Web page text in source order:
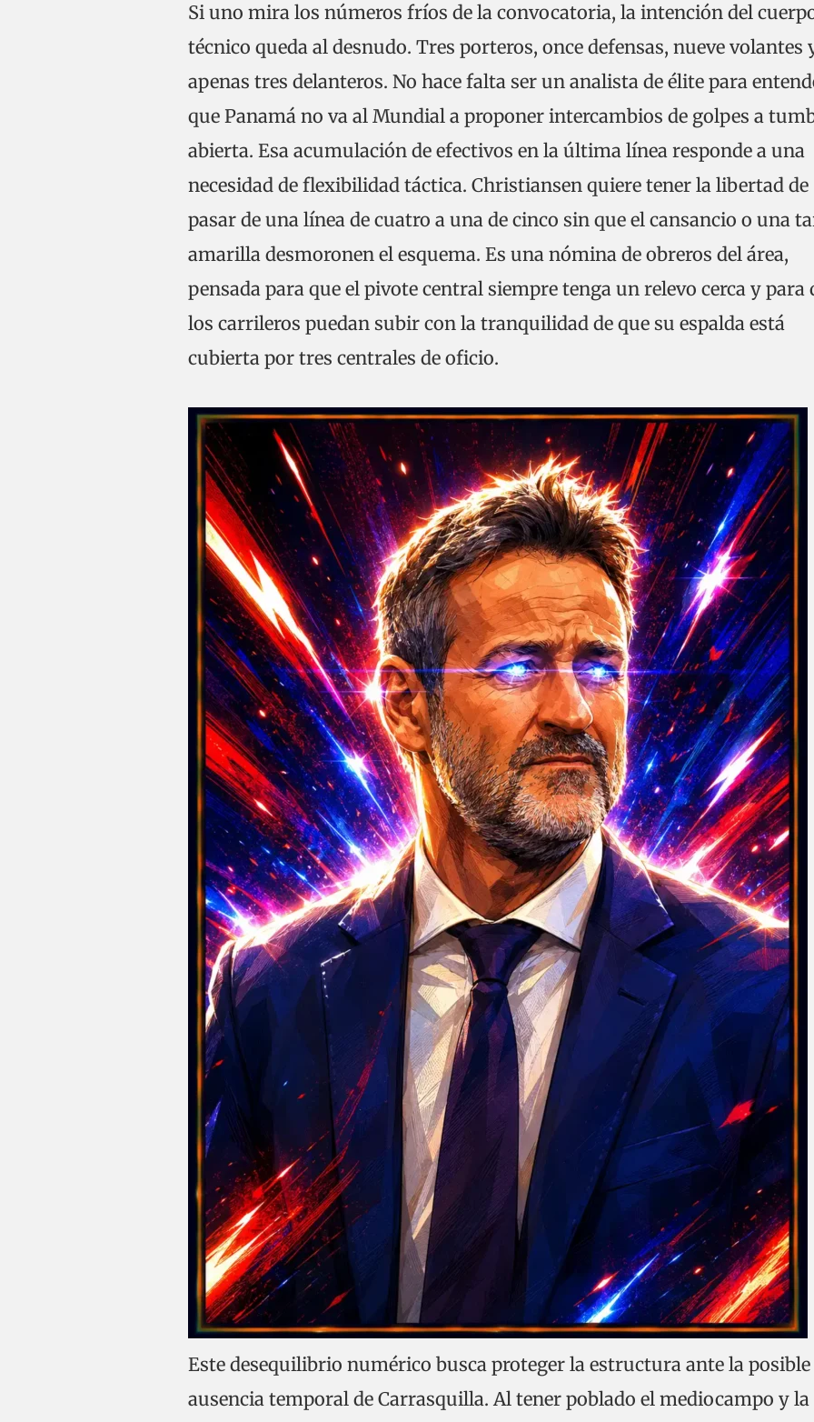
Si uno mira los números fríos de la convocatoria, la intención del
técnico queda al desnudo. Tres porteros, once defensas, nueve volantes
apenas tres delanteros. No hace falta ser un analista de élite para
que Panamá no va al Mundial a proponer intercambios de golpes a
abierta. Esa acumulación de efectivos en la última línea responde a una
necesidad de flexibilidad táctica. Christiansen quiere tener la libertad de
pasar de una línea de cuatro a una de cinco sin que el cansancio o una
amarilla desmoronen el esquema. Es una nómina de obreros del área,
pensada para que el pivote central siempre tenga un relevo cerca y para
los carrileros puedan subir con la tranquilidad de que su espalda está
cubierta por tres centrales de oficio.
Este desequilibrio numérico busca proteger la estructura ante la posible
ausencia temporal de Carrasquilla. Al tener poblado el mediocampo y la